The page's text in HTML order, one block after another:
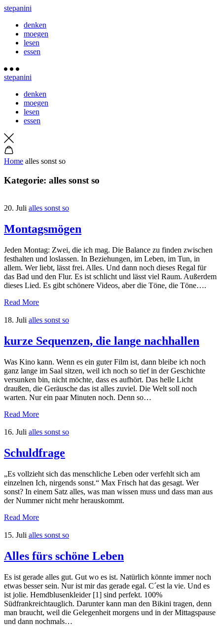
stepanini
denken
moegen
lesen
essen
stepanini
denken
moegen
lesen
essen
Home alles sonst so
Kategorie: alles sonst so
20. Juli alles sonst so
Montagsmögen
Jeden Montag: Zwei, die ich mag. Die Balance zu finden zwischen
festhalten und loslassen. In Beziehungen, im Leben, im Tun, in
allem. Wer liebt, lässt frei. Alles. Und dann noch dieses Regal für
das Bad und den Flur. Es ist schlicht und lässt viel Raum. Außerdem
dieses Lied. Es gibt schönere Videos, aber die Töne, die Töne….
Read More
18. Juli alles sonst so
kurze Sequenzen, die lange nachhallen
Was Kino kann. Wenn es ein guter Film ist, dann bleibe ich noch
ganz lange im Saal sitzen, weil ich noch so tief in der Geschichte
versunken bin, nicht möchte, dass es aufhört. Das helle Licht
draußen, die Geräusche das ist alles zuviel. Die Welt soll noch
warten. Nur ein paar Minuten noch. Denn so…
Read More
16. Juli alles sonst so
Schuldfrage
„Es vollzieht sich das menschliche Leben oder verfehlt sich am
einzelnen Ich, nirgends sonst.“ Max Frisch hat das gesagt. Wer
sonst? In einem Satz alles, was man wissen muss und dass man aus
der Nummer nicht mehr herauskommt.
Read More
15. Juli alles sonst so
Alles fürs schöne Leben
Es ist gerade alles gut. Gut wo es ist. Natürlich könnte immer noch
etwas besser sein. Nur ist mir das gerade egal. C´est la vie. Und es
ist jolie. Hemdblusenkleider [1] sind perfekt. 100%
Südfrankreichtauglich. Darunter kann man den Bikini tragen, denn
man braucht, weil die Gelegenheit morgens und in der Mittagspause
und dann nochmals…